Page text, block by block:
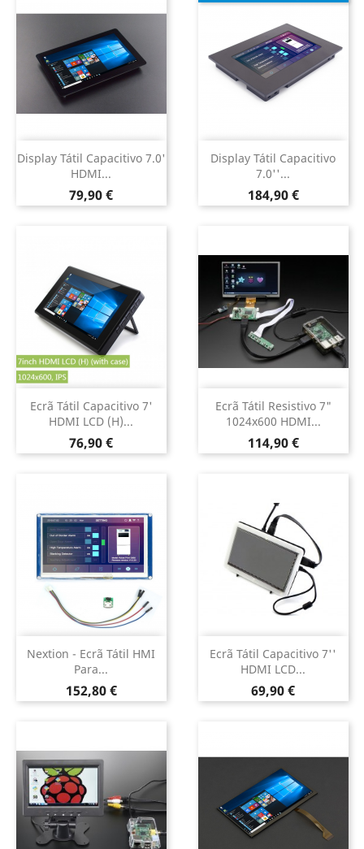
Display Tátil Capacitivo 7.0'
HDMI...
Preço
79,90 €
Display Tátil Capacitivo
7.0''...
Preço
184,90 €
Ecrã Tátil Capacitivo 7'
HDMI LCD (H)...
Preço
76,90 €
Ecrã Tátil Resistivo 7"
1024x600 HDMI...
Preço
114,90 €
Nextion - Ecrã Tátil HMI
Para...
Preço
152,80 €
Ecrã Tátil Capacitivo 7''
HDMI LCD...
Preço
69,90 €